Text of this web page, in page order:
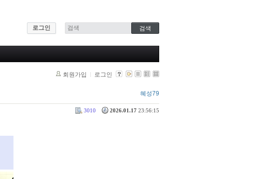
로그인
회원가입 로그인
혜성79
2026.01.17 23:56:15
3010